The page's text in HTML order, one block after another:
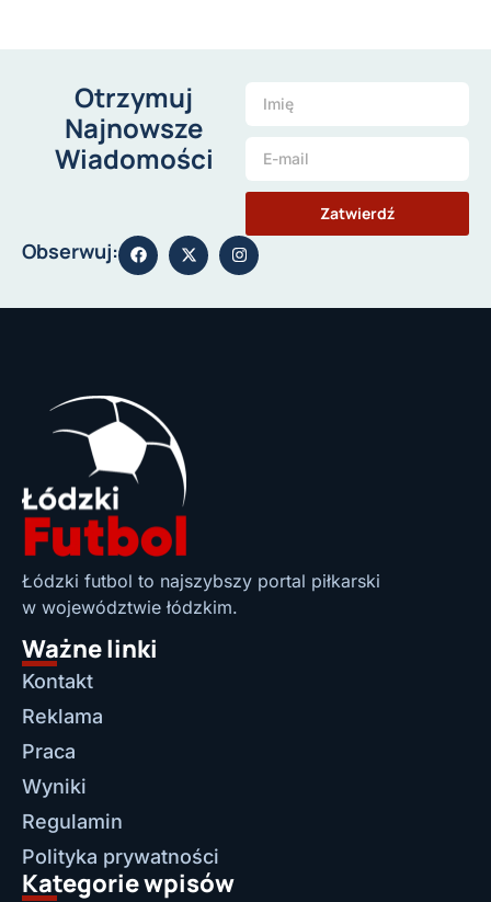
Otrzymuj
Najnowsze
Wiadomości
Zatwierdź
Obserwuj:
Łódzki futbol to najszybszy portal piłkarski
w województwie łódzkim.
Ważne linki
Kontakt
Reklama
Praca
Wyniki
Regulamin
Polityka prywatności
Kategorie wpisów